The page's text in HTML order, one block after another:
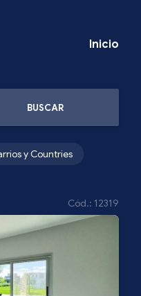
Inicio
BUSCAR
y Countries
Cód.: 12319